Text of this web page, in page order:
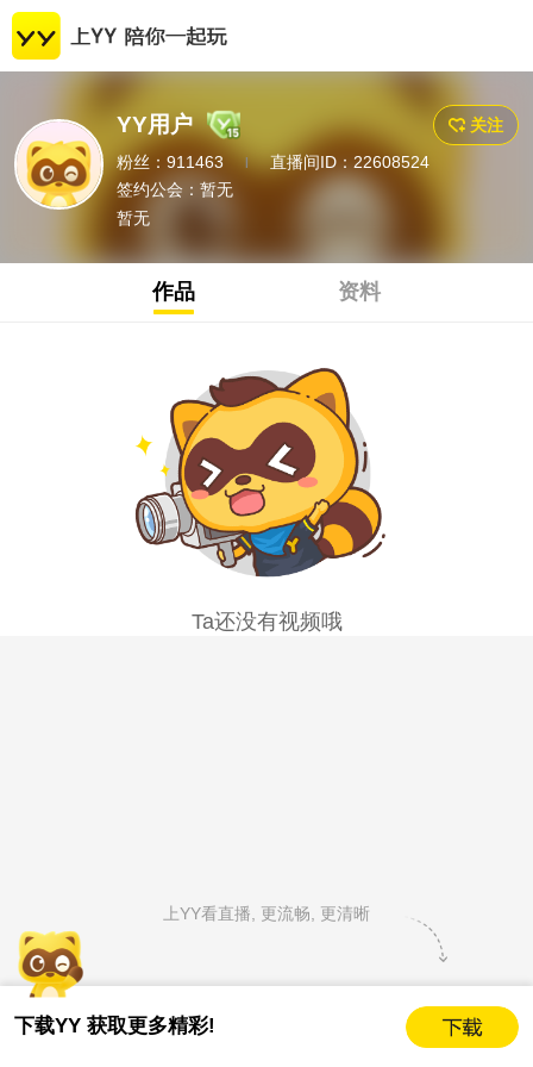
YY用户
粉丝：911463 |
直播间ID：22608524
签约公会： 暂无
暂无
关注
作品 资料
Ta还没有视频哦
上YY看直播, 更流畅, 更清晰
下载YY 获取更多精彩!